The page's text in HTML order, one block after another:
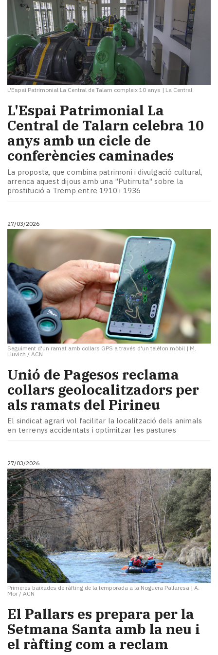
L'Espai Patrimonial La Central de Talarn compleix 10 anys | La Central
L'Espai Patrimonial La
Central de Talarn celebra 10
anys amb un cicle de
conferències caminades
La proposta, que combina patrimoni i divulgació cultural,
arrenca aquest dijous amb una "Putirruta" sobre la
prostitució a Tremp entre 1910 i 1936
27/03/2026
Seguiment d'un ramat amb collars GPS a través d'un telèfon mòbil | M.
Lluvich / ACN
Unió de Pagesos reclama
collars geolocalitzadors per
als ramats del Pirineu
El sindicat agrari vol facilitar la localització dels animals
en terrenys accidentats i optimitzar les pastures
27/03/2026
Primeres baixades de ràfting de la temporada a la Noguera Pallaresa | A.
Mor / ACN
El Pallars es prepara per la
Setmana Santa amb la neu i
el ràfting com a reclam